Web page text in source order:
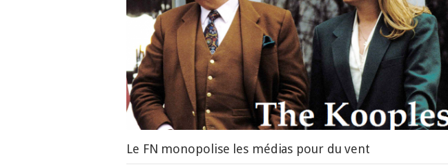
Le FN monopolise les médias pour du vent